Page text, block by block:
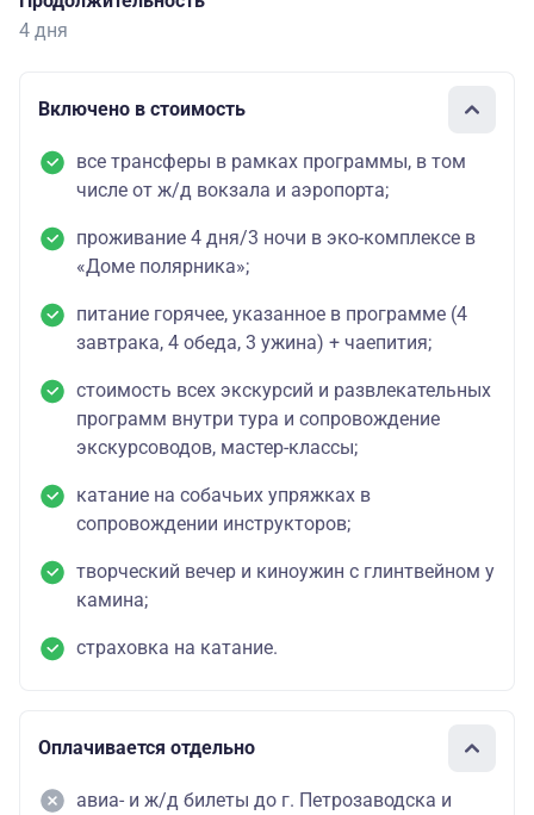
4 дня
Включено в стоимость
все трансферы в рамках программы, в том
числе от ж/д вокзала и аэропорта;
проживание 4 дня/3 ночи в эко-комплексе в
«Доме полярника»;
питание горячее, указанное в программе (4
завтрака, 4 обеда, 3 ужина) + чаепития;
стоимость всех экскурсий и развлекательных
программ внутри тура и сопровождение
экскурсоводов, мастер-классы;
катание на собачьих упряжках в
сопровождении инструкторов;
творческий вечер и киноужин с глинтвейном у
камина;
страховка на катание.
Оплачивается отдельно
авиа- и ж/д билеты до г. Петрозаводска и